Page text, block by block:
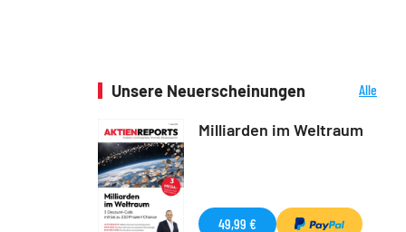
Unsere Neuerscheinungen
Alle
Milliarden im Weltraum
49,99 €